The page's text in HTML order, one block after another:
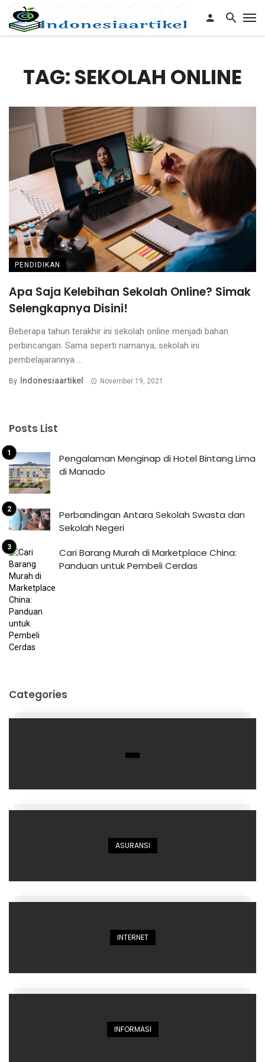
TAG: SEKOLAH ONLINE
PENDIDIKAN
Apa Saja Kelebihan Sekolah Online? Simak
Selengkapnya Disini!
Beberapa tahun terakhir ini sekolah online menjadi bahan
perbincangan. Sama seperti namanya, sekolah ini
pembelajarannya ...
By Indonesiaartikel November 19, 2021
Posts List
Pengalaman Menginap di Hotel Bintang Lima
di Manado
Perbandingan Antara Sekolah Swasta dan
Sekolah Negeri
Cari Barang Murah di Marketplace China:
Panduan untuk Pembeli Cerdas
Categories
ASURANSI
INTERNET
INFORMASI